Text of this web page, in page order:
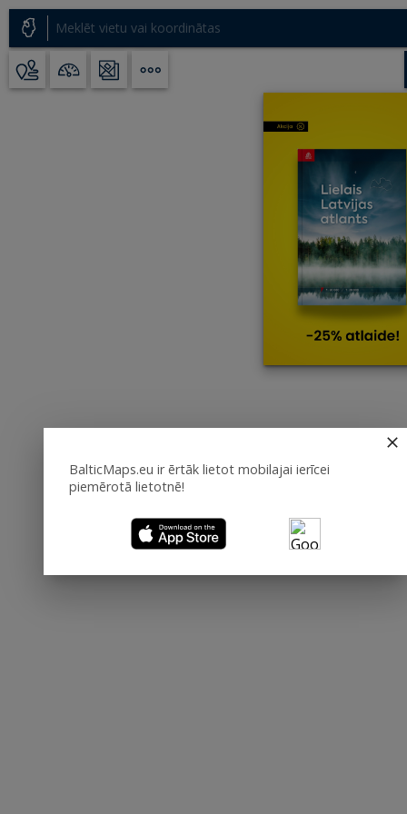
BalticMaps.eu ir ērtāk lietot mobilajai ierīcei
piemērotā lietotnē!